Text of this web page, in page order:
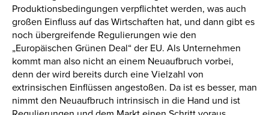
Produktionsbedingungen verpflichtet werden, was auch
großen Einfluss auf das Wirtschaften hat, und dann gibt es
noch übergreifende Regulierungen wie den
„Europäischen Grünen Deal“ der EU. Als Unternehmen
kommt man also nicht an einem Neuaufbruch vorbei,
denn der wird bereits durch eine Vielzahl von
extrinsischen Einflüssen angestoßen. Da ist es besser, man
nimmt den Neuaufbruch intrinsisch in die Hand und ist